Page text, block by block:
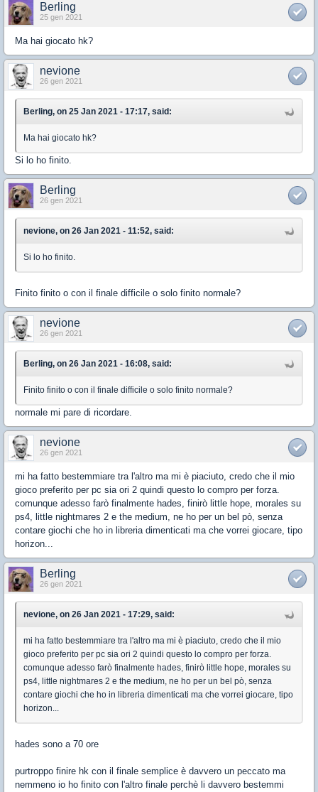
Berling
25 gen 2021
Ma hai giocato hk?
nevione
26 gen 2021
Berling, on 25 Jan 2021 - 17:17, said:
Ma hai giocato hk?
Si lo ho finito.
Berling
26 gen 2021
nevione, on 26 Jan 2021 - 11:52, said:
Si lo ho finito.
Finito finito o con il finale difficile o solo finito normale?
nevione
26 gen 2021
Berling, on 26 Jan 2021 - 16:08, said:
Finito finito o con il finale difficile o solo finito normale?
normale mi pare di ricordare.
nevione
26 gen 2021
mi ha fatto bestemmiare tra l'altro ma mi è piaciuto, credo che il mio
gioco preferito per pc sia ori 2 quindi questo lo compro per forza.
comunque adesso farò finalmente hades, finirò little hope, morales su
ps4, little nightmares 2 e the medium, ne ho per un bel pò, senza
contare giochi che ho in libreria dimenticati ma che vorrei giocare, tipo
horizon...
Berling
26 gen 2021
nevione, on 26 Jan 2021 - 17:29, said:
mi ha fatto bestemmiare tra l'altro ma mi è piaciuto, credo che il mio
gioco preferito per pc sia ori 2 quindi questo lo compro per forza.
comunque adesso farò finalmente hades, finirò little hope, morales su
ps4, little nightmares 2 e the medium, ne ho per un bel pò, senza
contare giochi che ho in libreria dimenticati ma che vorrei giocare, tipo
horizon...
hades sono a 70 ore
purtroppo finire hk con il finale semplice è davvero un peccato ma
nemmeno io ho finito con l'altro finale perchè li davvero bestemmi